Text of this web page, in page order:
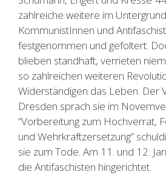
zahlreiche weitere im
KommunistInnen und
festgenommen und gefoltert.
blieben standhaft, verrieten
so zahlreichen weiteren
Widerständigen das Leben. Der
Dresden sprach sie im
“Vorbereitung zum Hochverrat,
und Wehrkraftzersetzung”
sie zum Tode. Am 11. und 12.
die Antifaschisten hingerichtet.